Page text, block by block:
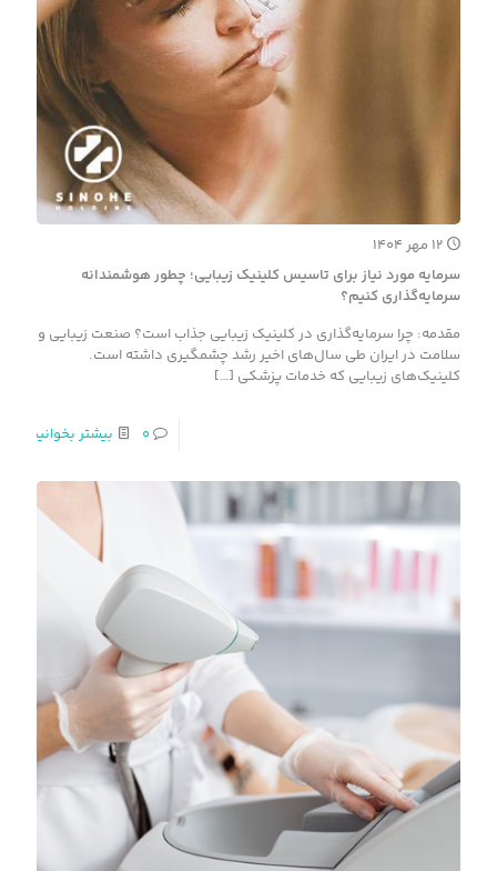
۱۲ مهر ۱۴۰۴
سرمایه مورد نیاز برای تاسیس کلینیک زیبایی؛ چطور هوشمندانه
سرمایه‌گذاری کنیم؟
مقدمه: چرا سرمایه‌گذاری در کلینیک زیبایی جذاب است؟ صنعت زیبایی و
سلامت در ایران طی سال‌های اخیر رشد چشمگیری داشته است.
کلینیک‌های زیبایی که خدمات پزشکی […]
۰ بیشتر بخوانید